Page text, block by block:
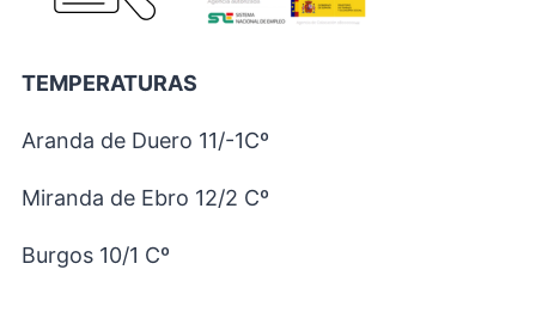
TEMPERATURAS
Aranda de Duero 11/-1Cº
Miranda de Ebro 12/2 Cº
Burgos 10/1 Cº